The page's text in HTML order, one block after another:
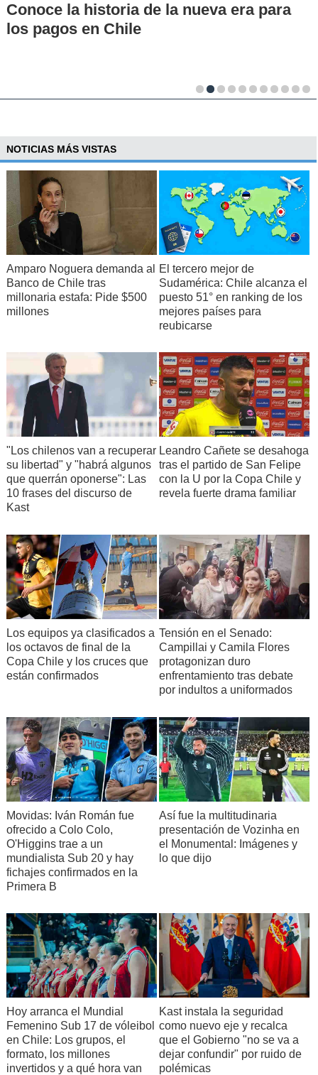
Conoce la historia de la nueva era para
los pagos en Chile
NOTICIAS MÁS VISTAS
Amparo Noguera demanda al
Banco de Chile tras
millonaria estafa: Pide $500
millones
El tercero mejor de
Sudamérica: Chile alcanza el
puesto 51° en ranking de los
mejores países para
reubicarse
"Los chilenos van a recuperar
su libertad" y "habrá algunos
que querrán oponerse": Las
10 frases del discurso de
Kast
Leandro Cañete se desahoga
tras el partido de San Felipe
con la U por la Copa Chile y
revela fuerte drama familiar
Los equipos ya clasificados a
los octavos de final de la
Copa Chile y los cruces que
están confirmados
Tensión en el Senado:
Campillai y Camila Flores
protagonizan duro
enfrentamiento tras debate
por indultos a uniformados
Movidas: Iván Román fue
ofrecido a Colo Colo,
O'Higgins trae a un
mundialista Sub 20 y hay
fichajes confirmados en la
Primera B
Así fue la multitudinaria
presentación de Vozinha en
el Monumental: Imágenes y
lo que dijo
Hoy arranca el Mundial
Femenino Sub 17 de vóleibol
en Chile: Los grupos, el
formato, los millones
invertidos y a qué hora van
Kast instala la seguridad
como nuevo eje y recalca
que el Gobierno "no se va a
dejar confundir" por ruido de
polémicas